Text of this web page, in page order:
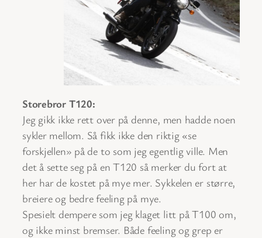
Storebror T120:
Jeg gikk ikke rett over på denne, men hadde noen
sykler mellom. Så fikk ikke den riktig «se
forskjellen» på de to som jeg egentlig ville. Men
det å sette seg på en T120 så merker du fort at
her har de kostet på mye mer. Sykkelen er større,
breiere og bedre feeling på mye.
Spesielt dempere som jeg klaget litt på T100 om,
og ikke minst bremser. Både feeling og grep er